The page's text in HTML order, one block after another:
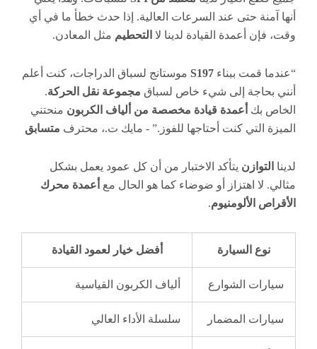
أنها آمنة حتى عند السرعات العالية. إذا حدث خطأ ما في أي
وقت، فإن أعمدة القيادة لدينا لا التحطيم مثل المعادن.
“عندما قمت ببناء S197 موستانج لسباق الدراجات، كنت أعلم
أنني بحاجة إلى شيء خاص لسباق مجموعة نقل الحركة.
الخاص بك أعمدة قيادة مخصصة من ألياف الكربون منحتني
الميزة التي كنت أحتاجها للفوز.” - مايك ت.، محترف متسابق
لدينا التوازن يتأكد الاختبار من أن كل عمود يعمل بشكل
مثالي. لا اهتزاز أو ضوضاء كما هو الحال مع أعمدة محرك
الأقراص الألومنيوم.
نوع السيارة أفضل خيار لعمود القيادة
سيارات الشوارع ألياف الكربون القياسية
سيارات المضمار سلسلة الأداء العالي